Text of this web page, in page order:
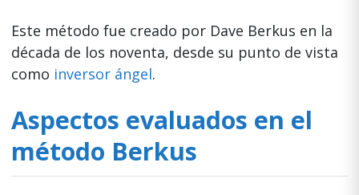
Este método fue creado por Dave Berkus en la
década de los noventa, desde su punto de vista
como inversor ángel.
Aspectos evaluados en el
método Berkus